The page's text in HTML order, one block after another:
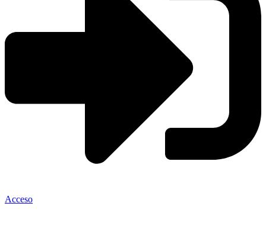
Acceso